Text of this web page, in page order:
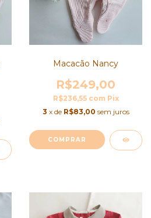
Macacão Nancy
R$249,00
R$236,55 com Pix
3 x de R$83,00 sem juros
COMPRAR